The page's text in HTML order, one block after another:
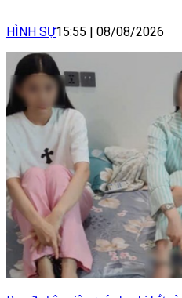
HÌNH SỰ15:55 | 08/08/2026